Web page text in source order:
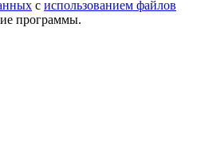
с использованием файлов
программы.